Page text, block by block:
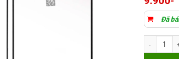
Đã
Kính